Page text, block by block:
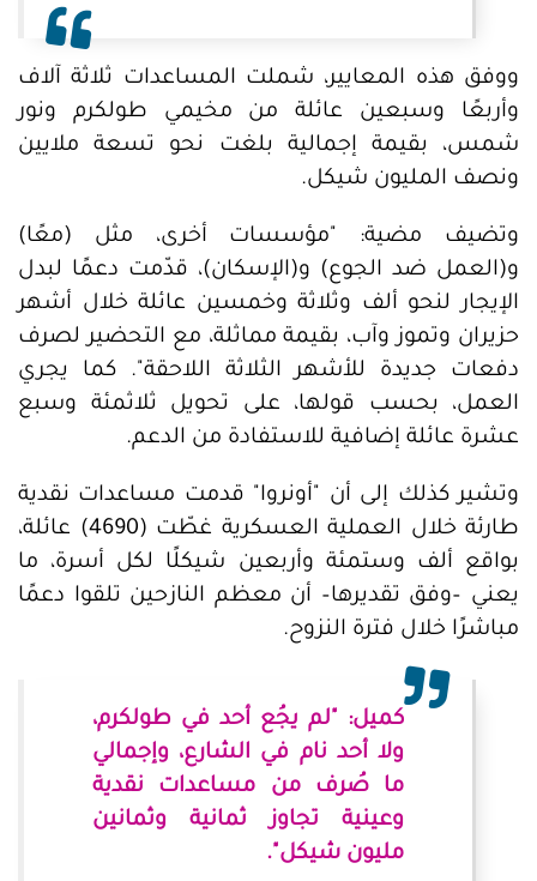
ووفق هذه المعايير، شملت المساعدات ثلاثة آلاف
وأربعًا وسبعين عائلة من مخيمي طولكرم ونور
شمس، بقيمة إجمالية بلغت نحو تسعة ملايين
ونصف المليون شيكل.
وتضيف مضية: "مؤسسات أخرى، مثل (معًا)
و(العمل ضد الجوع) و(الإسكان)، قدّمت دعمًا لبدل
الإيجار لنحو ألف وثلاثة وخمسين عائلة خلال أشهر
حزيران وتموز وآب، بقيمة مماثلة، مع التحضير لصرف
دفعات جديدة للأشهر الثلاثة اللاحقة". كما يجري
العمل، بحسب قولها، على تحويل ثلاثمئة وسبع
عشرة عائلة إضافية للاستفادة من الدعم.
وتشير كذلك إلى أن "أونروا" قدمت مساعدات نقدية
طارئة خلال العملية العسكرية غطّت (4690) عائلة،
بواقع ألف وستمئة وأربعين شيكلًا لكل أسرة، ما
يعني –وفق تقديرها– أن معظم النازحين تلقوا دعمًا
مباشرًا خلال فترة النزوح.
كميل: "لم يجُع أحد في طولكرم،
ولا أحد نام في الشارع، وإجمالي
ما صُرف من مساعدات نقدية
وعينية تجاوز ثمانية وثمانين
مليون شيكل".